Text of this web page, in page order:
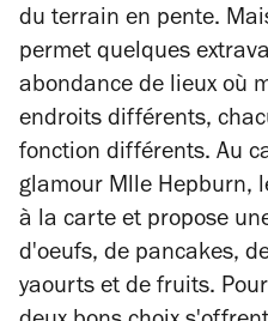
du terrain en pente.
permet quelques
abondance de lieux où
endroits différents,
fonction différents. Au
glamour Mlle Hepburn,
à la carte et propose
d'oeufs, de pancakes,
yaourts et de fruits.